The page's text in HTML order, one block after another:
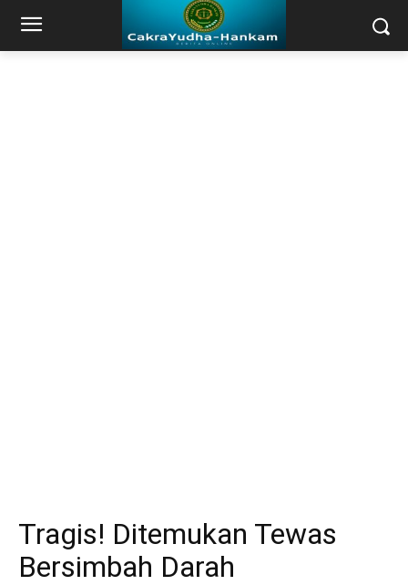
Tragis! Ditemukan Tewas
Bersimbah Darah